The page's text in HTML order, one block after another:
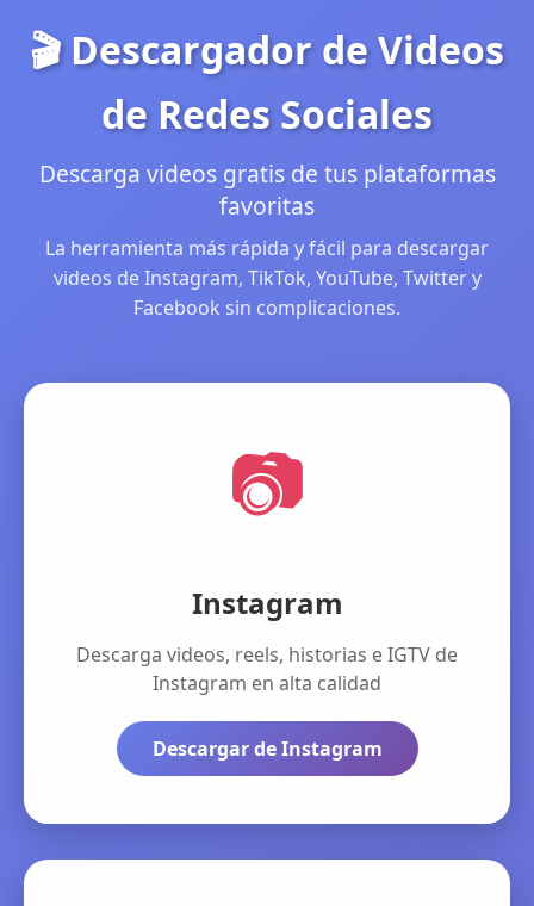
🎬 Descargador de Videos
de Redes Sociales
Descarga videos gratis de tus plataformas
favoritas
La herramienta más rápida y fácil para descargar
videos de Instagram, TikTok, YouTube, Twitter y
Facebook sin complicaciones.
📷
Instagram
Descarga videos, reels, historias e IGTV de
Instagram en alta calidad
Descargar de Instagram